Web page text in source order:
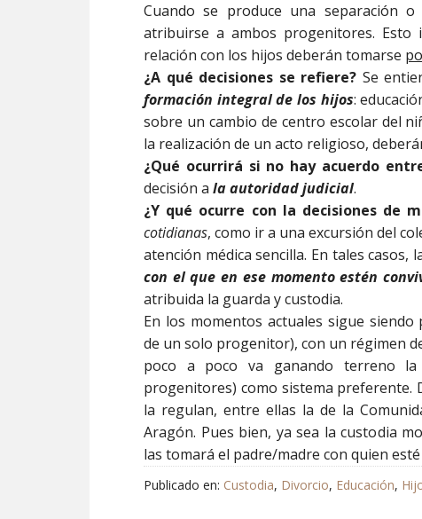
Cuando se produce una separación
atribuirse a ambos progenitores. Esto
relación con los hijos deberán tomarse
¿A qué decisiones se refiere? Se
formación integral de los hijos:
sobre un cambio de centro escolar del
la realización de un acto religioso,
¿Qué ocurrirá si no hay acuerdo
decisión a laautoridad judicial.
¿Y qué ocurre con la decisiones de
cotidianas, como ir a una excursión del
atención médica sencilla. En tales
con el que en ese momento estén
atribuida la guarda y custodia.
En los momentos actuales sigue siendo
de un solo progenitor), con un régimen
poco a poco va ganando terreno la
progenitores) como sistema preferente.
la regulan, entre ellas la de la
Aragón. Pues bien, ya sea la custodia
las tomará el padre/madre con quien
Publicado en: Custodia, Divorcio, Educación,